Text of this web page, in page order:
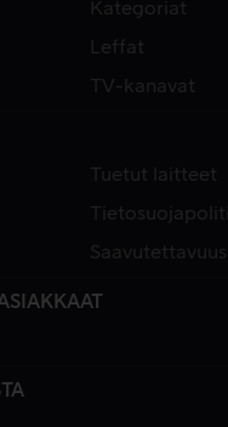
Kategoriat
Leffat
TV-kanavat
Tuetut laitteet